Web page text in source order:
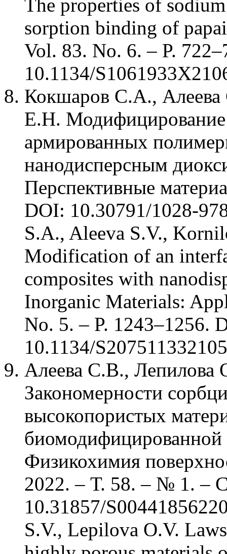
The properties of
sorption binding of
Vol. 83. No. 6. – P.
10.1134/
Кокшаров С.А.,
Е.Н. Модифицирование
армированных
нанодисперсным
Перспективные
DOI: 10.30791/1028-
S.A., Aleeva S.V.,
Modification of an
composites with
Inorganic Materials:
No. 5. – P. 1243–1256.
10.1134/
Алеева С.В.,
Закономерности
высокопористых
Физикохимия
2022. – Т. 58. – № 1. –
10.31857/
S.V., Lepilova O.V.